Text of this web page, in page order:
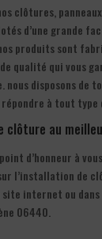
clôtures,
d’une grande
produits sont
qualité qui vous
nous disposons de
à tout type
clôture au
d’honneur à
l’installation de
site internet ou
06440.